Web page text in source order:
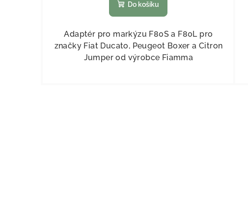
Do košíku
Adaptér pro markýzu F80S a F80L pro
značky Fiat Ducato, Peugeot Boxer a Citron
Jumper od výrobce Fiamma